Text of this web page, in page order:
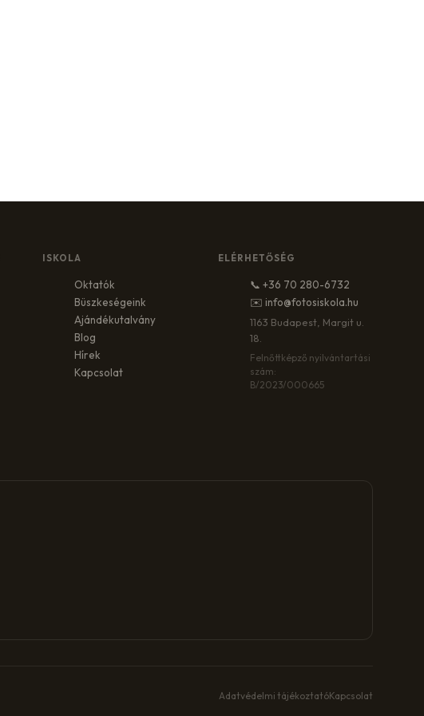
ISKOLA
Oktatók
Büszkeségeink
Ajándékutalvány
Blog
Hírek
Kapcsolat
ELÉRHETŐSÉG
📞 +36 70 280-6732
✉️ info@fotosiskola.hu
1163 Budapest, Margit u.
18.
Felnőttképző nyilvántartási
szám:
B/2023/000665
Adatvédelmi tájékoztatóKapcsolat